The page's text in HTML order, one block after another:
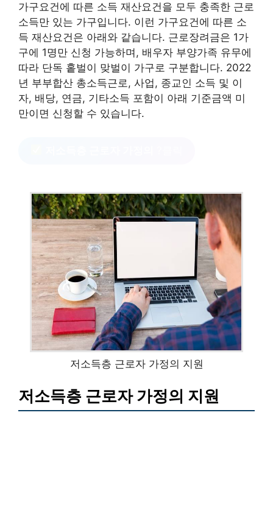
가구요건에 따른 소득 재산요건을 모두 충족한 근로
소득만 있는 가구입니다. 이런 가구요건에 따른 소
득 재산요건은 아래와 같습니다. 근로장려금은 1가
구에 1명만 신청 가능하며, 배우자 부양가족 유무에
따라 단독 홑벌이 맞벌이 가구로 구분합니다. 2022
년 부부합산 총소득근로, 사업, 종교인 소득 및 이
자, 배당, 연금, 기타소득 포함이 아래 기준금액 미
만이면 신청할 수 있습니다.
저소득층 근로자 가정의 지원
저소득층 근로자 가정의 지원